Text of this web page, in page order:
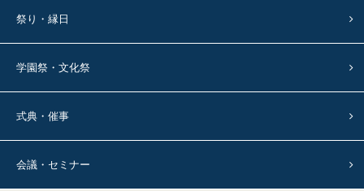
祭り・縁日
学園祭・文化祭
式典・催事
会議・セミナー